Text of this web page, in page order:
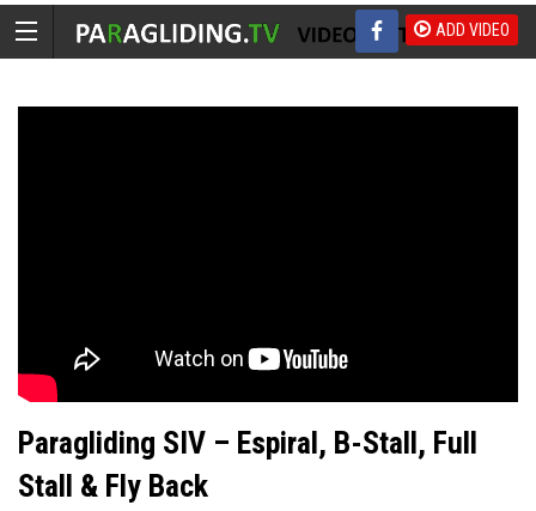
ADD VIDEO
Paragliding SIV – Espiral, B-Stall, Full
Stall & Fly Back